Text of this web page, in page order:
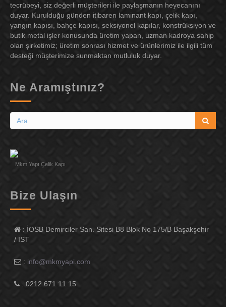
tecrübeyi, siz değerli müşterileri ile paylaşmanın heyecanını
duyar. Kurulduğu günden itibaren laminant kapı, çelik kapı,
yangın kapısı, bahçe kapısı, seksiyonel kapılar, konstrüksiyon ve
butik metal işler konusunda üretim yapan, uzman kadroya sahip
olan şirketimiz; üretim sonrası hizmet ve ürünlerimiz ile ilgili tüm
desteği müşterimize sunmaktan mutluluk duyar.
Ne Aramıştınız?
Mkm Yapı Çelik Kapı
Bize Ulaşın
: İOSB Demirciler San. Sitesi B8 Blok No 175/B Başakşehir
/ İST
: info@mkmyapi.com
: 0212 671 11 15